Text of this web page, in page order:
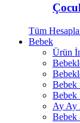
Tüm
Bebek
Ürün
Bebek
Bebek
Ay Ay
Bebek